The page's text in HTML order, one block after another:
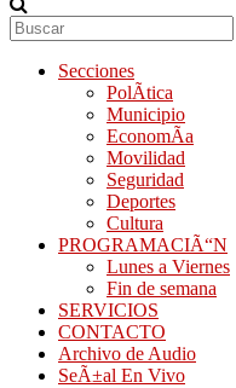
Secciones
PolÃ­tica
Municipio
EconomÃ­a
Movilidad
Seguridad
Deportes
Cultura
PROGRAMACIÃ“N
Lunes a Viernes
Fin de semana
SERVICIOS
CONTACTO
Archivo de Audio
SeÃ±al En Vivo